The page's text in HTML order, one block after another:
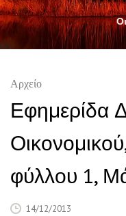
Αρχείο
φύλλου 1,
14/12/2013